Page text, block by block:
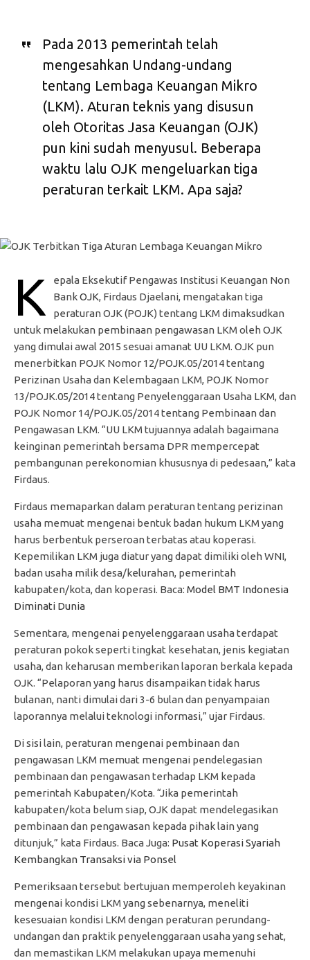
Pada 2013 pemerintah telah
mengesahkan Undang-undang
tentang Lembaga Keuangan Mikro
(LKM). Aturan teknis yang disusun
oleh Otoritas Jasa Keuangan (OJK)
pun kini sudah menyusul. Beberapa
waktu lalu OJK mengeluarkan tiga
peraturan terkait LKM. Apa saja?
K
epala Eksekutif Pengawas Institusi Keuangan Non
BankOJK, Firdaus Djaelani, mengatakan tiga
peraturan OJK (POJK) tentang LKM dimaksudkan
untuk melakukan pembinaan pengawasan LKM oleh OJK
yang dimulai awal 2015 sesuai amanat UU LKM. OJK pun
menerbitkan POJK Nomor 12/POJK.05/2014 tentang
Perizinan Usaha dan Kelembagaan LKM, POJK Nomor
13/POJK.05/2014 tentang Penyelenggaraan Usaha LKM, dan
POJK Nomor 14/POJK.05/2014 tentang Pembinaan dan
Pengawasan LKM. “UU LKM tujuannya adalah bagaimana
keinginan pemerintah bersama DPR mempercepat
pembangunan perekonomian khususnya di pedesaan,” kata
Firdaus.
Firdaus memaparkan dalam peraturan tentang perizinan
usaha memuat mengenai bentuk badan hukum LKM yang
harus berbentuk perseroan terbatas atau koperasi.
Kepemilikan LKM juga diatur yang dapat dimiliki oleh WNI,
badan usaha milik desa/kelurahan, pemerintah
kabupaten/kota, dan koperasi. Baca: Model BMT Indonesia
Diminati Dunia
Sementara, mengenai penyelenggaraan usaha terdapat
peraturan pokok seperti tingkat kesehatan, jenis kegiatan
usaha, dan keharusan memberikan laporan berkala kepada
OJK. “Pelaporan yang harus disampaikan tidak harus
bulanan, nanti dimulai dari 3-6 bulan dan penyampaian
laporannya melalui teknologi informasi,” ujar Firdaus.
Di sisi lain, peraturan mengenai pembinaan dan
pengawasan LKM memuat mengenai pendelegasian
pembinaan dan pengawasan terhadap LKM kepada
pemerintah Kabupaten/Kota. “Jika pemerintah
kabupaten/kota belum siap, OJK dapat mendelegasikan
pembinaan dan pengawasan kepada pihak lain yang
ditunjuk,” kata Firdaus. Baca Juga: Pusat Koperasi Syariah
Kembangkan Transaksi via Ponsel
Pemeriksaan tersebut bertujuan memperoleh keyakinan
mengenai kondisi LKM yang sebenarnya, meneliti
kesesuaian kondisi LKM dengan peraturan perundang-
undangan dan praktik penyelenggaraan usaha yang sehat,
dan memastikan LKM melakukan upaya memenuhi